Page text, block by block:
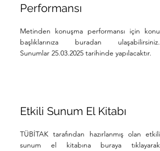
Performansı
Metinden konuşma performansı için konu
başlıklarınıza buradan ulaşabilirsiniz.
Sunumlar 25.03.2025 tarihinde yapılacaktır.
Etkili Sunum El Kitabı
TÜBİTAK tarafından hazırlanmış olan etkili
sunum el kitabına buraya tıklayarak